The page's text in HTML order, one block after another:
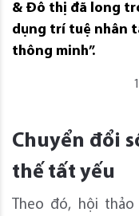
& Đô thị đã long
dụng trí tuệ nhân
thông minh”.
Chuyển đổi
thế tất yếu
Theo đó, hội